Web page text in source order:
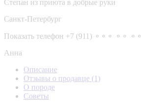
Степан из приюта в добрые руки
Санкт-Петербург
Показать телефон +7 (911) ⚬⚬⚬ ⚬⚬ ⚬⚬
Анна
Описание
Отзывы о продавце (1)
О породе
Советы